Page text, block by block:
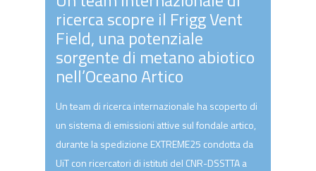
ricerca scopre il Frigg Vent
Field, una potenziale
sorgente di metano abiotico
nell’Oceano Artico
Un team di ricerca internazionale ha scoperto di
un sistema di emissioni attive sul fondale artico,
durante la spedizione EXTREME25 condotta da
UiT con ricercatori di istituti del CNR-DSSTTA a